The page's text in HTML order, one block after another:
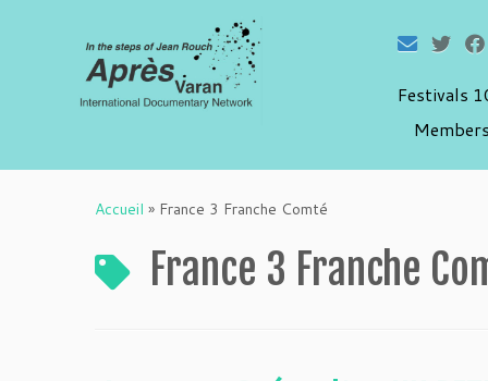
Festivals
Accueil » France 3 Franche Comté
France 3 Franche